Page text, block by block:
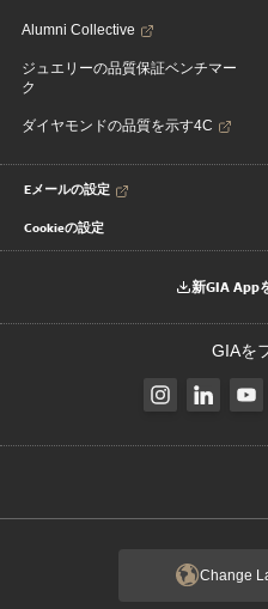
Alumni Collective
ジュエリーの品質保証ベンチマー
ク
ダイヤモンドの品質を示す4C
Eメールの設定
Cookieの設定
新GIA App
GIAを
Change